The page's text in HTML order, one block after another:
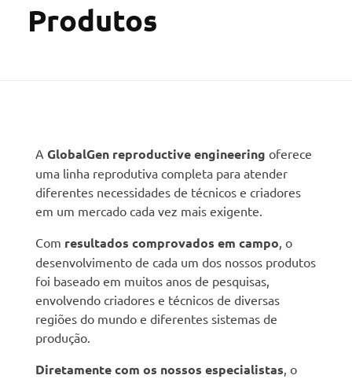
Produtos
A GlobalGen reproductive engineering oferece
uma linha reprodutiva completa para atender
diferentes necessidades de técnicos e criadores
em um mercado cada vez mais exigente.
Com resultados comprovados em campo, o
desenvolvimento de cada um dos nossos produtos
foi baseado em muitos anos de pesquisas,
envolvendo criadores e técnicos de diversas
regiões do mundo e diferentes sistemas de
produção.
Diretamente com os nossos especialistas, o